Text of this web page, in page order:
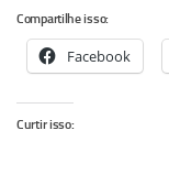
Compartilhe isso:
Facebook
Curtir isso: